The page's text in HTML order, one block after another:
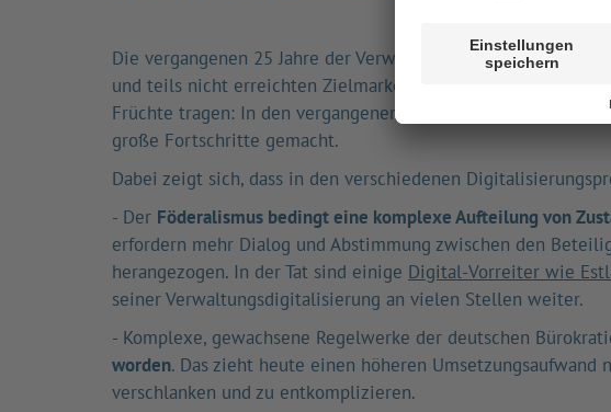
Die vergangenen 25 Jahre der Verwaltungsdigitalisierung
und teils nicht erreichten Zielmarken. Erkennbar ist jedoch
Früchte tragen: In den vergangenen Jahren steigt die Zahl
große Fortschritte gemacht.
Dabei zeigt sich, dass in den verschiedenen
- Der Föderalismus bedingt eine komplexe Aufteilung von
erfordern mehr Dialog und Abstimmung zwischen den
herangezogen. In der Tat sind einige Digital-Vorreiter wie
seiner Verwaltungsdigitalisierung an vielen Stellen weiter.
- Komplexe, gewachsene Regelwerke der deutschen
worden. Das zieht heute einen höheren
verschlanken und zu entkomplizieren.